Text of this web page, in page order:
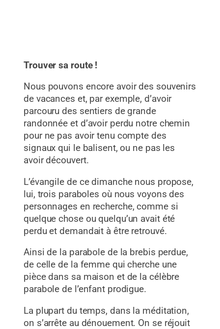
Trouver sa route !
Nous pouvons encore avoir des souvenirs
de vacances et, par exemple, d’avoir
parcouru des sentiers de grande
randonnée et d’avoir perdu notre chemin
pour ne pas avoir tenu compte des
signaux qui le balisent, ou ne pas les
avoir découvert.
L’évangile de ce dimanche nous propose,
lui, trois paraboles où nous voyons des
personnages en recherche, comme si
quelque chose ou quelqu’un avait été
perdu et demandait à être retrouvé.
Ainsi de la parabole de la brebis perdue,
de celle de la femme qui cherche une
pièce dans sa maison et de la célèbre
parabole de l’enfant prodigue.
La plupart du temps, dans la méditation,
on s’arrête au dénouement. On se réjouit